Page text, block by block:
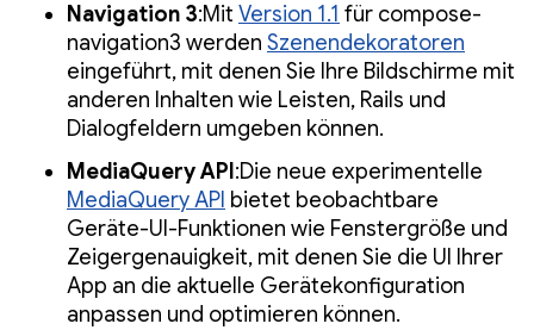
Navigation 3:Mit Version 1.1 für compose-
navigation3 werden Szenendekoratoren
eingeführt, mit denen Sie Ihre Bildschirme mit
anderen Inhalten wie Leisten, Rails und
Dialogfeldern umgeben können.
MediaQuery API :Die neue experimentelle
MediaQuery API bietet beobachtbare
Geräte-UI-Funktionen wie Fenstergröße und
Zeigergenauigkeit, mit denen Sie die UI Ihrer
App an die aktuelle Gerätekonfiguration
anpassen und optimieren können.